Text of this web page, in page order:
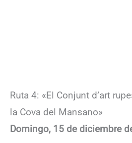
Ruta 4: «El Conjunt d’art
la Cova del Mansano»
Domingo, 15 de diciembre